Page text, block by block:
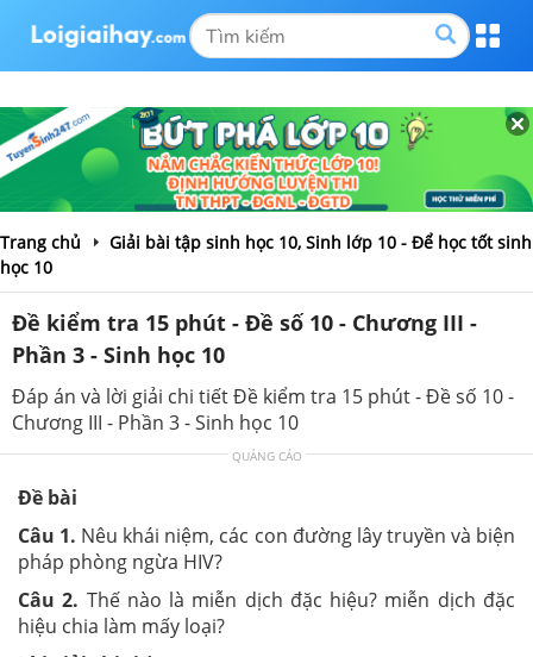
Trang chủ
Giải bài tập sinh học 10, Sinh lớp 10 - Để học tốt sinh
học 10
Đề kiểm tra 15 phút - Đề số 10 - Chương III -
Phần 3 - Sinh học 10
Đáp án và lời giải chi tiết Đề kiểm tra 15 phút - Đề số 10 -
Chương III - Phần 3 - Sinh học 10
QUẢNG CÁO
Đề bài
Câu 1. Nêu khái niệm, các con đường lây truyền và biện
pháp phòng ngừa HIV?
Câu 2. Thế nào là miễn dịch đặc hiệu? miễn dịch đặc
hiệu chia làm mấy loại?